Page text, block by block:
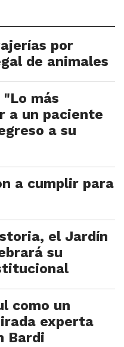
por
de animales
más
a un paciente
a su
a cumplir para
el Jardín
su
como un
experta
Bardi